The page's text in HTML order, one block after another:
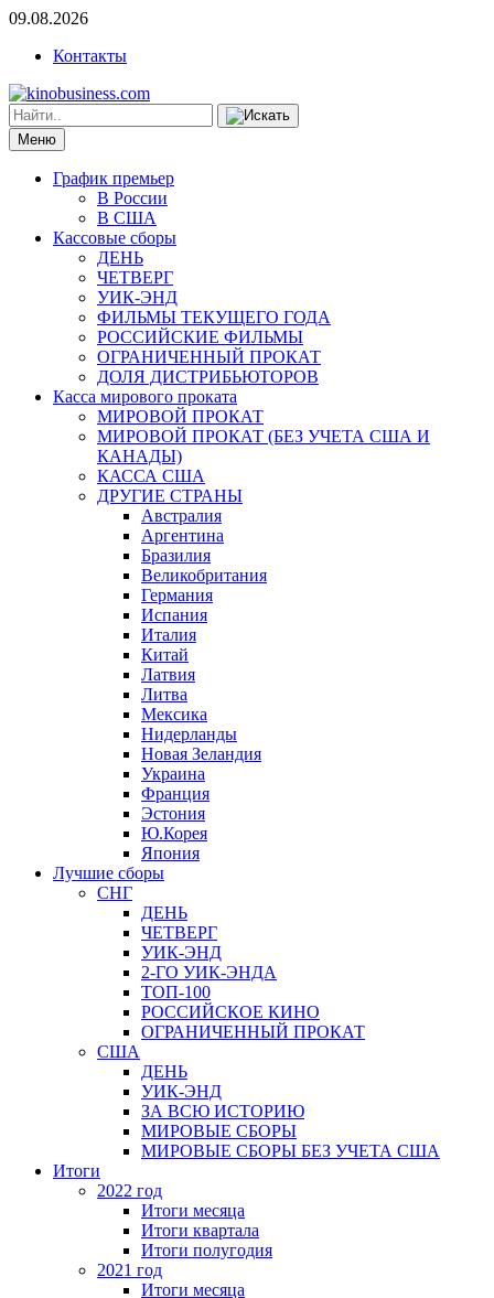
09.08.2026
Контакты
Меню
График премьер
В России
В США
Кассовые сборы
ДЕНЬ
ЧЕТВЕРГ
УИК-ЭНД
ФИЛЬМЫ ТЕКУЩЕГО ГОДА
РОССИЙСКИЕ ФИЛЬМЫ
ОГРАНИЧЕННЫЙ ПРОКАТ
ДОЛЯ ДИСТРИБЬЮТОРОВ
Касса мирового проката
МИРОВОЙ ПРОКАТ
МИРОВОЙ ПРОКАТ (БЕЗ УЧЕТА США И
КАНАДЫ)
КАССА США
ДРУГИЕ СТРАНЫ
Австралия
Аргентина
Бразилия
Великобритания
Германия
Испания
Италия
Китай
Латвия
Литва
Мексика
Нидерланды
Новая Зеландия
Украина
Франция
Эстония
Ю.Корея
Япония
Лучшие сборы
СНГ
ДЕНЬ
ЧЕТВЕРГ
УИК-ЭНД
2-ГО УИК-ЭНДА
ТОП-100
РОССИЙСКОЕ КИНО
ОГРАНИЧЕННЫЙ ПРОКАТ
США
ДЕНЬ
УИК-ЭНД
ЗА ВСЮ ИСТОРИЮ
МИРОВЫЕ СБОРЫ
МИРОВЫЕ СБОРЫ БЕЗ УЧЕТА США
Итоги
2022 год
Итоги месяца
Итоги квартала
Итоги полугодия
2021 год
Итоги месяца